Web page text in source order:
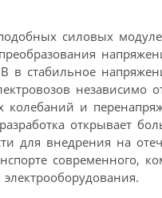
силовых
в стабильное
независимо
колебаний и
открывает
для внедрения на
современного,